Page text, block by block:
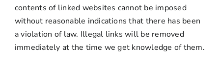
contents of linked websites cannot be imposed
without reasonable indications that there has been
a violation of law. Illegal links will be removed
immediately at the time we get knowledge of them.